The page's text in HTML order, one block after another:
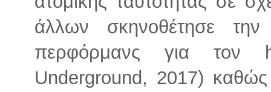
άλλων σκηνοθέτησε
περφόρμανς για τον
Underground, 2017) καθώς